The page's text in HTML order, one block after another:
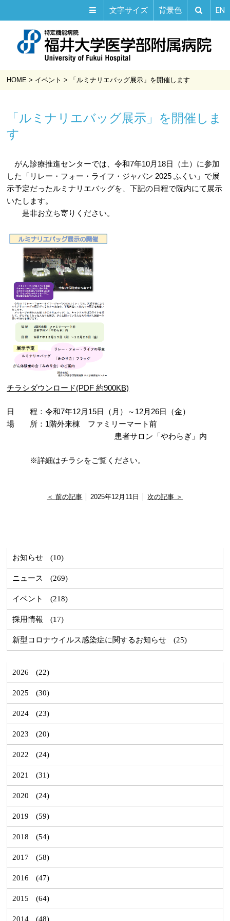
文字サイズ 背景色 EN
HOME > イベント > 「ルミナリエバッグ展示」を開催します
「ルミナリエバッグ展示」を開催しま
す
がん診療推進センターでは、令和7年10月18日（土）に参加
した「リレー・フォー・ライフ・ジャパン 2025 ふくい」で展
示予定だったルミナリエバッグを、下記の日程で院内にて展示
いたします。
是非お立ち寄りください。
チラシダウンロード(PDF 約900KB)
日 程：令和7年12月15日（月）～12月26日（金）
場 所：1階外来棟 ファミリーマート前
患者サロン「やわらぎ」内
※詳細はチラシをご覧ください。
＜ 前の記事 │ 2025年12月11日 │次の記事 ＞
お知らせ (10)
ニュース (269)
イベント (218)
採用情報 (17)
新型コロナウイルス感染症に関するお知らせ (25)
2026 (22)
2025 (30)
2024 (23)
2023 (20)
2022 (24)
2021 (31)
2020 (24)
2019 (59)
2018 (54)
2017 (58)
2016 (47)
2015 (64)
2014 (48)